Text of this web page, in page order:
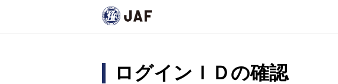
ログインＩＤの確認